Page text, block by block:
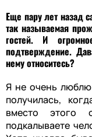
Еще пару лет назад
так называемая
гостей. И
подтверждение.
нему относитесь?
Я не очень люблю
получилась,
вместо этого
подкалываете